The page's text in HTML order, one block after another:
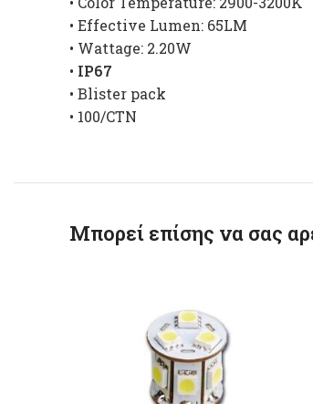
• Effective Lumen: 65LM
• Wattage: 2.20W
• IP67
• Blister pack
• 100/CTN
Μπορεί επίσης να σας